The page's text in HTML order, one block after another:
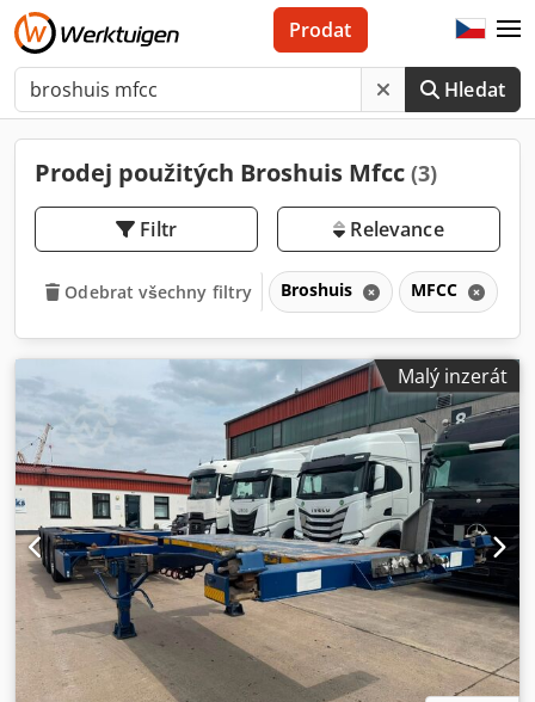
Hledat
Prodat
Prodej použitých Broshuis Mfcc (3)
Filtr Relevance
Odebrat všechny filtry Broshuis MFCC
Malý inzerát